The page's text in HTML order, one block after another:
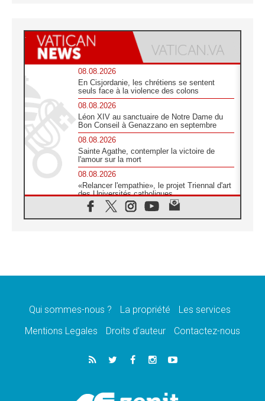
08.08.2026
En Cisjordanie, les chrétiens se sentent
seuls face à la violence des colons
08.08.2026
Léon XIV au sanctuaire de Notre Dame du
Bon Conseil à Genazzano en septembre
08.08.2026
Sainte Agathe, contempler la victoire de
l'amour sur la mort
08.08.2026
«Relancer l'empathie», le projet Triennal d'art
des Universités catholiques
08.08.2026
Signis 2026, donner la parole aux religieuses
07.08.2026
07.08.2026
de l'Assomption et mémoire nationale
«La paix commence par l'empathie» estime
le cardinal Parolin
En Colombie, «la paix ne s'achète pas avec
Qui sommes-nous ? La propriété
Les services
Mentions Legales
Droits d’auteur Contactez-nous